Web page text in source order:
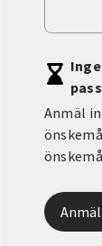
Anmäl